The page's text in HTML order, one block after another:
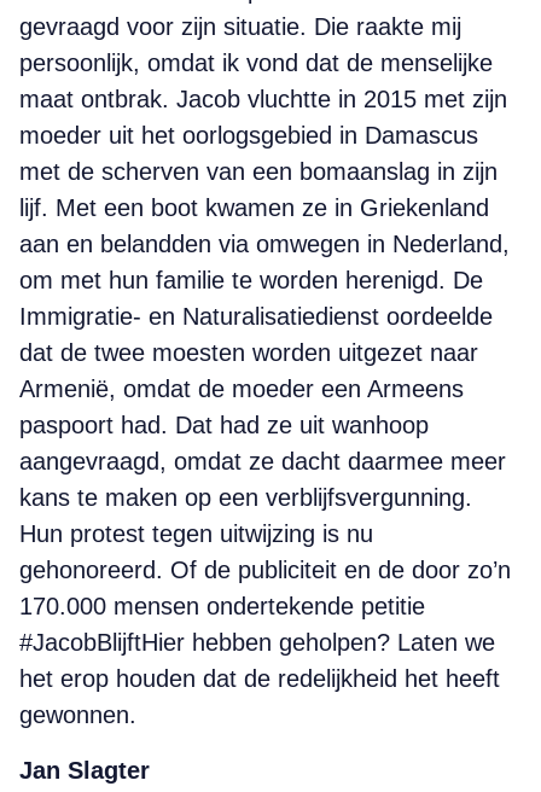
gevraagd voor zijn situatie. Die raakte mij
persoonlijk, omdat ik vond dat de menselijke
maat ontbrak. Jacob vluchtte in 2015 met zijn
moeder uit het oorlogsgebied in Damascus
met de scherven van een bomaanslag in zijn
lijf. Met een boot kwamen ze in Griekenland
aan en belandden via omwegen in Nederland,
om met hun familie te worden herenigd. De
Immigratie- en Naturalisatiedienst oordeelde
dat de twee moesten worden uitgezet naar
Armenië, omdat de moeder een Armeens
paspoort had. Dat had ze uit wanhoop
aangevraagd, omdat ze dacht daarmee meer
kans te maken op een verblijfsvergunning.
Hun protest tegen uitwijzing is nu
gehonoreerd. Of de publiciteit en de door zo’n
170.000 mensen ondertekende petitie
#JacobBlijftHier hebben geholpen? Laten we
het erop houden dat de redelijkheid het heeft
gewonnen.
Jan Slagter